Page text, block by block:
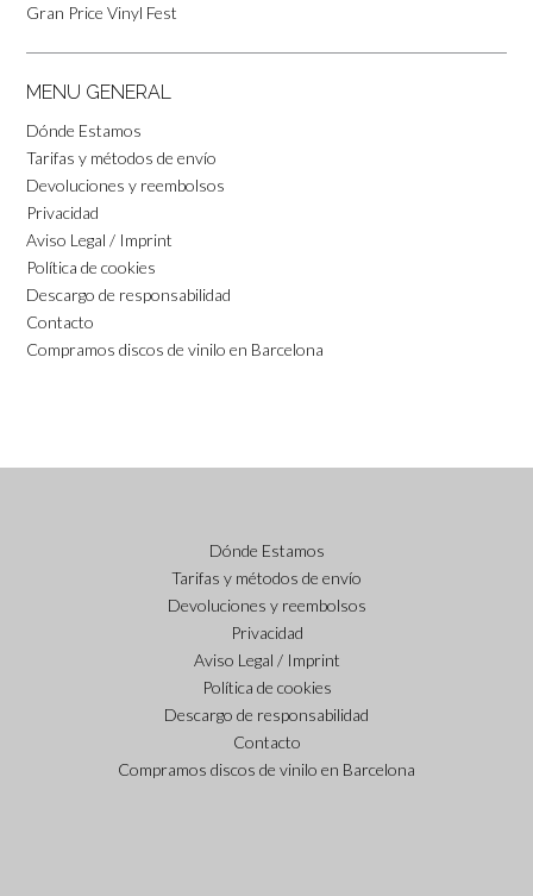
Gran Price Vinyl Fest
MENU GENERAL
Dónde Estamos
Tarifas y métodos de envío
Devoluciones y reembolsos
Privacidad
Aviso Legal / Imprint
Política de cookies
Descargo de responsabilidad
Contacto
Compramos discos de vinilo en Barcelona
Dónde Estamos
Tarifas y métodos de envío
Devoluciones y reembolsos
Privacidad
Aviso Legal / Imprint
Política de cookies
Descargo de responsabilidad
Contacto
Compramos discos de vinilo en Barcelona